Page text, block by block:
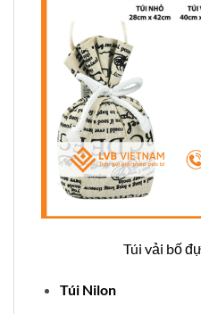
Túi vải bố
Túi Nilon